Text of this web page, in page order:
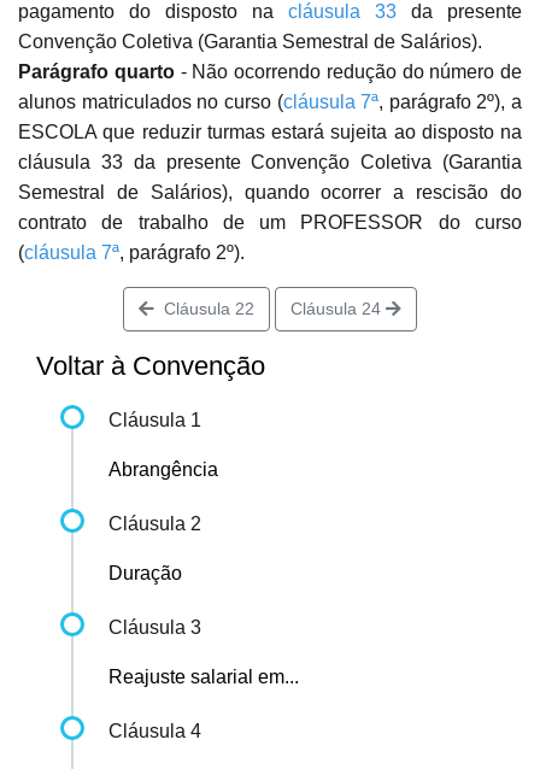
pagamento do disposto na cláusula 33 da presente
Convenção Coletiva (Garantia Semestral de Salários).
Parágrafo quarto- Não ocorrendo redução do número de
alunos matriculados no curso (cláusula 7ª, parágrafo 2º), a
ESCOLA que reduzir turmas estará sujeita ao disposto na
cláusula 33 da presente Convenção Coletiva (Garantia
Semestral de Salários), quando ocorrer a rescisão do
contrato de trabalho de um PROFESSOR do curso
(cláusula 7ª, parágrafo 2º).
Cláusula 22 Cláusula 24
Voltar à Convenção
Cláusula 1
Abrangência
Cláusula 2
Duração
Cláusula 3
Reajuste salarial em...
Cláusula 4